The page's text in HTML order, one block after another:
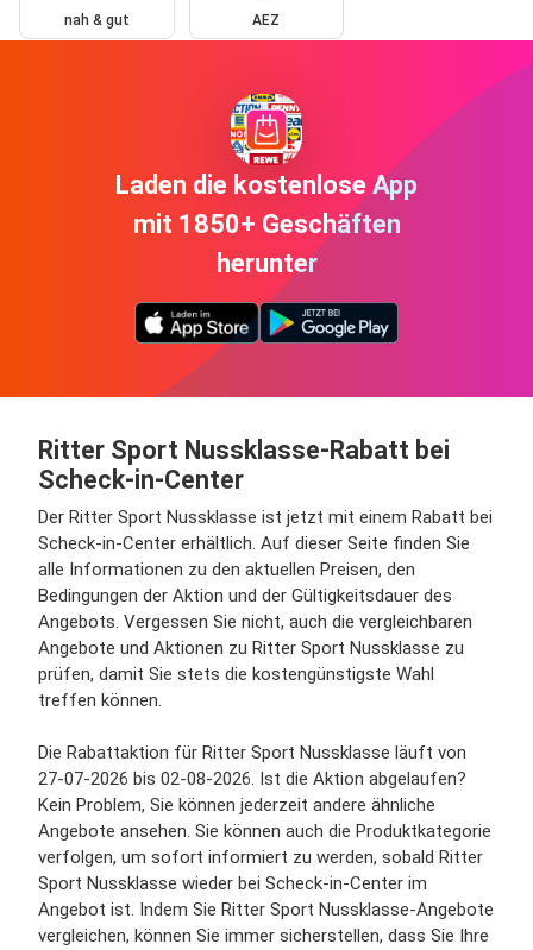
nah & gut AEZ
Laden die kostenlose App
mit 1850+ Geschäften
herunter
Ritter Sport Nussklasse-Rabatt bei
Scheck-in-Center
Der Ritter Sport Nussklasse ist jetzt mit einem Rabatt bei
Scheck-in-Center erhältlich. Auf dieser Seite finden Sie
alle Informationen zu den aktuellen Preisen, den
Bedingungen der Aktion und der Gültigkeitsdauer des
Angebots. Vergessen Sie nicht, auch die vergleichbaren
Angebote und Aktionen zu Ritter Sport Nussklasse zu
prüfen, damit Sie stets die kostengünstigste Wahl
treffen können.
Die Rabattaktion für Ritter Sport Nussklasse läuft von
27-07-2026 bis 02-08-2026. Ist die Aktion abgelaufen?
Kein Problem, Sie können jederzeit andere ähnliche
Angebote ansehen. Sie können auch die Produktkategorie
verfolgen, um sofort informiert zu werden, sobald Ritter
Sport Nussklasse wieder bei Scheck-in-Center im
Angebot ist. Indem Sie Ritter Sport Nussklasse-Angebote
vergleichen, können Sie immer sicherstellen, dass Sie Ihre